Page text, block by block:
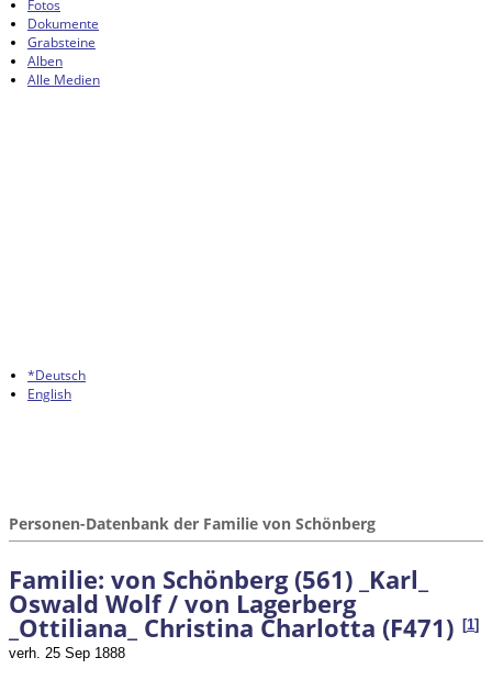
Fotos
Dokumente
Grabsteine
Alben
Alle Medien
*Deutsch
English
Personen-Datenbank der Familie von Schönberg
Familie: von Schönberg (561) _Karl_
Oswald Wolf / von Lagerberg
_Ottiliana_ Christina Charlotta (F471) [1]
verh. 25 Sep 1888